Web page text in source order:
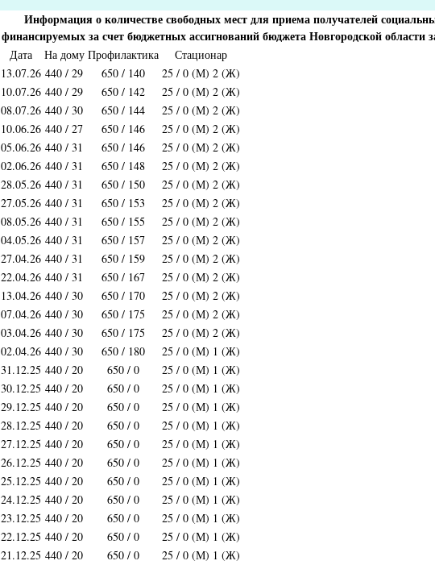
Информация о количестве свободных мест для приема получателей
финансируемых за счет бюджетных ассигнований бюджета Новгородской области
Дата На дому Профилактика
Стационар
13.07.26 440 / 29 650 / 140
25 / 0 (М) 2 (Ж)
10.07.26 440 / 29 650 / 142
25 / 0 (М) 2 (Ж)
08.07.26 440 / 30 650 / 144
25 / 0 (М) 2 (Ж)
10.06.26 440 / 27 650 / 146
25 / 0 (М) 2 (Ж)
05.06.26 440 / 31 650 / 146
25 / 0 (М) 2 (Ж)
02.06.26 440 / 31 650 / 148
25 / 0 (М) 2 (Ж)
28.05.26 440 / 31 650 / 150
25 / 0 (М) 2 (Ж)
27.05.26 440 / 31 650 / 153
25 / 0 (М) 2 (Ж)
08.05.26 440 / 31 650 / 155
25 / 0 (М) 2 (Ж)
04.05.26 440 / 31 650 / 157
25 / 0 (М) 2 (Ж)
27.04.26 440 / 31 650 / 159
25 / 0 (М) 2 (Ж)
22.04.26 440 / 31 650 / 167
25 / 0 (М) 2 (Ж)
13.04.26 440 / 30 650 / 170
25 / 0 (М) 2 (Ж)
07.04.26 440 / 30 650 / 175
25 / 0 (М) 2 (Ж)
03.04.26 440 / 30 650 / 175
25 / 0 (М) 2 (Ж)
02.04.26 440 / 30 650 / 180
25 / 0 (М) 1 (Ж)
31.12.25 440 / 20 650 / 0
25 / 0 (М) 1 (Ж)
30.12.25 440 / 20 650 / 0
25 / 0 (М) 1 (Ж)
29.12.25 440 / 20 650 / 0
25 / 0 (М) 1 (Ж)
28.12.25 440 / 20 650 / 0
25 / 0 (М) 1 (Ж)
27.12.25 440 / 20 650 / 0
25 / 0 (М) 1 (Ж)
26.12.25 440 / 20 650 / 0
25 / 0 (М) 1 (Ж)
25.12.25 440 / 20 650 / 0
25 / 0 (М) 1 (Ж)
24.12.25 440 / 20 650 / 0
25 / 0 (М) 1 (Ж)
23.12.25 440 / 20 650 / 0
25 / 0 (М) 1 (Ж)
22.12.25 440 / 20 650 / 0
25 / 0 (М) 1 (Ж)
21.12.25 440 / 20 650 / 0
25 / 0 (М) 1 (Ж)